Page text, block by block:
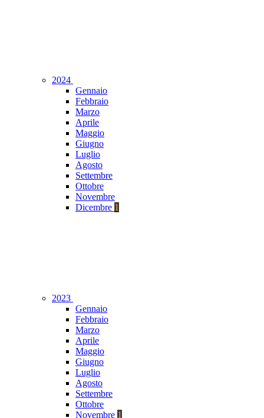
2024
Gennaio
Febbraio
Marzo
Aprile
Maggio
Giugno
Luglio
Agosto
Settembre
Ottobre
Novembre
Dicembre 1
2023
Gennaio
Febbraio
Marzo
Aprile
Maggio
Giugno
Luglio
Agosto
Settembre
Ottobre
Novembre 1